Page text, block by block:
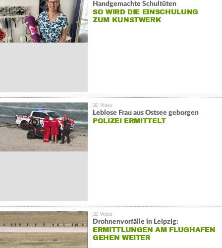
Handgemachte Schultüten
SO WIRD DIE EINSCHULUNG
ZUM KUNSTWERK
Leblose Frau aus Ostsee geborgen
POLIZEI ERMITTELT
Drohnenvorfälle in Leipzig:
ERMITTLUNGEN AM FLUGHAFEN
GEHEN WEITER